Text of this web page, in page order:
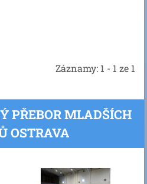
Záznamy: 1 - 1 ze 1
PŘEBOR MLADŠÍCH
OSTRAVA